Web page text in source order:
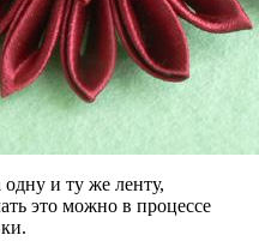
одну и ту же ленту,
это можно в процессе